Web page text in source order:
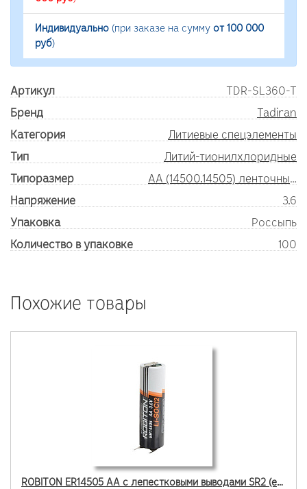
Индивидуально (при заказе на сумму от 100 000
руб)
Артикул
TDR-SL360-T
Бренд
Tadiran
Категория
Литиевые спецэлементы
Тип
Литий-тионилхлоридные
Типоразмер
AA (14500.14505) ленточные выводы
Напряжение
3.6
Упаковка
Россыпь
Количество в упаковке
100
Похожие товары
ROBITON ER14505 AA с лепестковыми выводами SR2 (есть по 1 шт)